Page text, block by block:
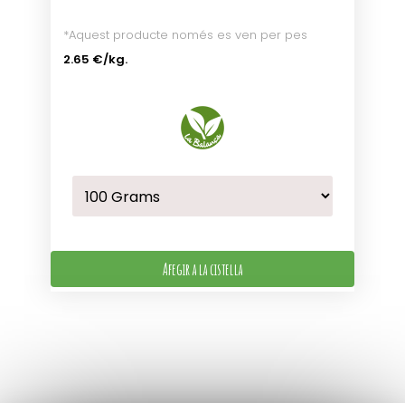
*Aquest producte només es ven per pes
2.65 €/kg.
Afegir a la cistella